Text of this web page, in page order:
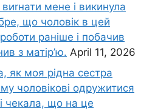
мене і викинула
що чоловік в цей
раніше і побачив
з матір’ю. April 11, 2026
як моя рідна сестра
чоловікові одружитися
чекала, що на це